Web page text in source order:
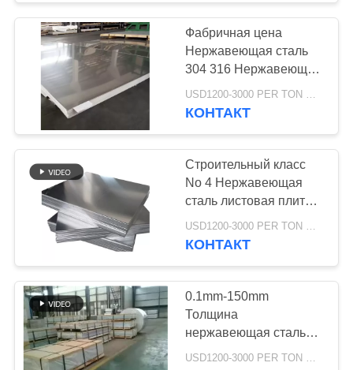
Катушка
нержавеющей
стали
73
прокладка
нержавеющей
стали
36
Фабричная цена
Нержавеющая сталь
304 316 Нержавеющая
сталь для
строительных
КОНТАКТ
Строительный класс
No 4 Нержавеющая
сталь листовая плита
холоднокатаная
USD1200-3000 PER TON MOQ:500 кг
КОНТАКТ
0.1mm-150mm
Толщина
нержавеющая сталь
горячекатаный лист
USD1200-3000 PER TON MOQ:500 кг